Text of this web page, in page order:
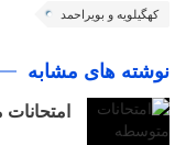
کهگیلویه و بویراحمد
نوشته های مشابه